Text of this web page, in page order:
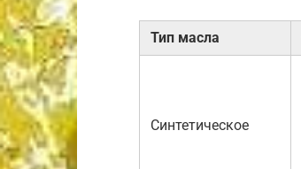
Тип масла
Синтетическое